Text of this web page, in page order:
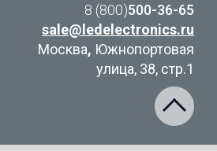
8 (800)500-36-65
sale@ledelectronics.ru
Москва, Южнопортовая
улица, 38, стр.1